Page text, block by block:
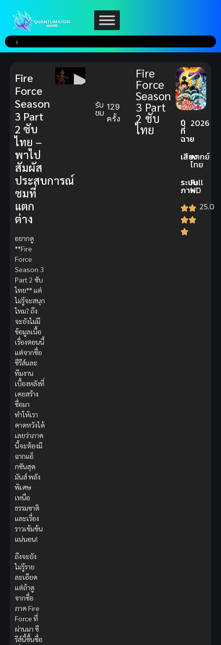
รับ
ชม 129
ครั้ง
Fire
Force
Season
3 Part
2 ซับ
ไทย ปี
ที่
ฉาย
2026
เสียงพากย์
ไทย
ระบบ
ภาพ
Full
HD
25.0
Fire
Force
Season
3 Part
2 ซับ
ไทย –
พาไป
สัมผัส
ประสบการณ์
ชมที่
แตก
ต่าง
อยากดู
**Fire
Force
Season 3
Part 2 ซับ
ไทย** แต่
ไม่รู้จะสนุก
ไหม? ถึง
จะยังไม่มี
ข้อมูลเนื้อ
เรื่องตอนนี้
แต่จากชื่อ
ซีรีส์และ
ทีมงาน
เบื้องหลังที่
เคยสร้าง
ชื่อมา
ทำให้เรา
คาดหวังได้
เลยว่าภาค
นี้จะต้องมี
ฉากแอ็
กชันสุด
มันส์ พลัง
พิเศษ
เหนือ
ธรรมชาติ
และเรื่อง
ราวเข้มข้น
แน่นอน!
ถึงจะยัง
ไม่รู้ราย
ละเอียด
แต่ถ้าดู
จากชื่อ
ภาค Fire
Force ที่
ผ่านมา ซี
รีส์นี้ขึ้นชื่อ